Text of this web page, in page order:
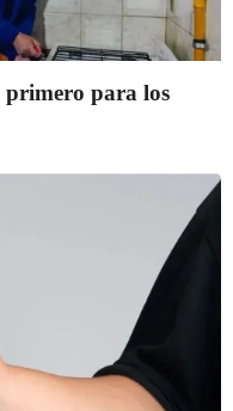
primero para los